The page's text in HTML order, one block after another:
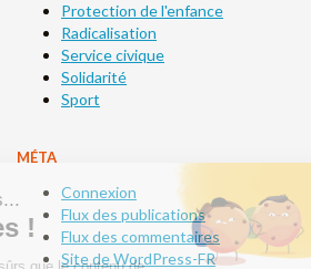
Protection de l'enfance
Radicalisation
Service civique
Solidarité
Sport
MÉTA
Connexion
Flux des publications
Flux des commentaires
Site de WordPress-FR